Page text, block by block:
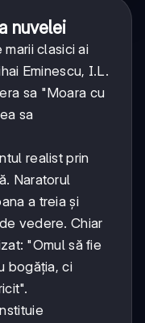
nuvelei
clasici ai
Eminescu, I.L.
sa "Moara cu
sa
realist prin
Naratorul
a treia și
vedere. Chiar
"Omul să fie
bogăția, ci